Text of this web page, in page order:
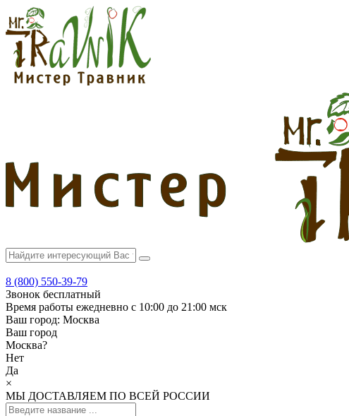
8 (800) 550-39-79
Звонок бесплатный
Время работы ежедневно с 10:00 до 21:00 мск
Ваш город: Москва
Ваш город
Москва?
Нет
Да
×
МЫ ДОСТАВЛЯЕМ ПО ВСЕЙ РОССИИ